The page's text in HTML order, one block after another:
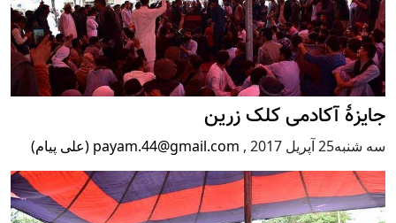
آکادمی کلک زرین
2017
,payam.44@gmail.com (علی پیام)